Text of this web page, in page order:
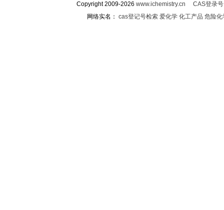
Copyright 2009-2026www.ichemistry.cn
CAS登录
网络实名： cas登记号检索 爱化学 化工产品 危险化